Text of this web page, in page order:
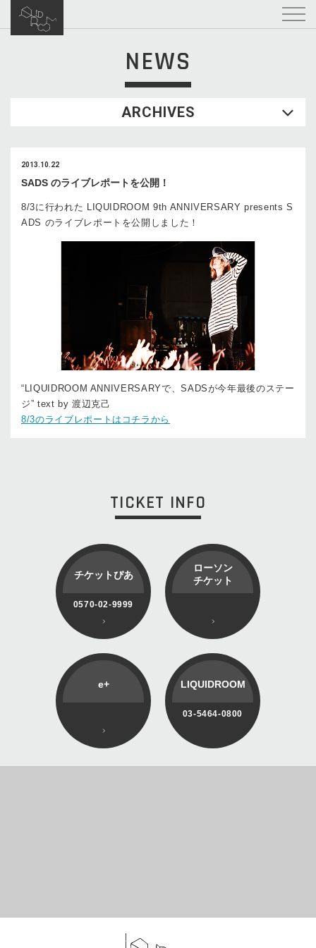
NEWS
ARCHIVES
2013.10.22
SADS のライブレポートを公開！
8/3に行われた LIQUIDROOM 9th ANNIVERSARY presents S
ADS のライブレポートを公開しました！
“LIQUIDROOM ANNIVERSARYで、SADSが今年最後のステー
ジ” text by 渡辺克己
8/3のライブレポートはコチラから
TICKET INFO
チケットぴあ
0570-02-9999
ローソン
チケット
e+ LIQUIDROOM
03-5464-0800